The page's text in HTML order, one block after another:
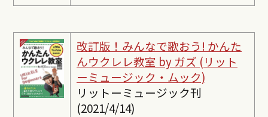
改訂版！みんなで歌おう! かんた
んウクレレ教室 by ガズ (リット
ーミュージック・ムック)
リットーミュージック刊
(2021/4/14)